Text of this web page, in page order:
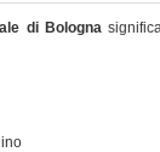
di Bologna